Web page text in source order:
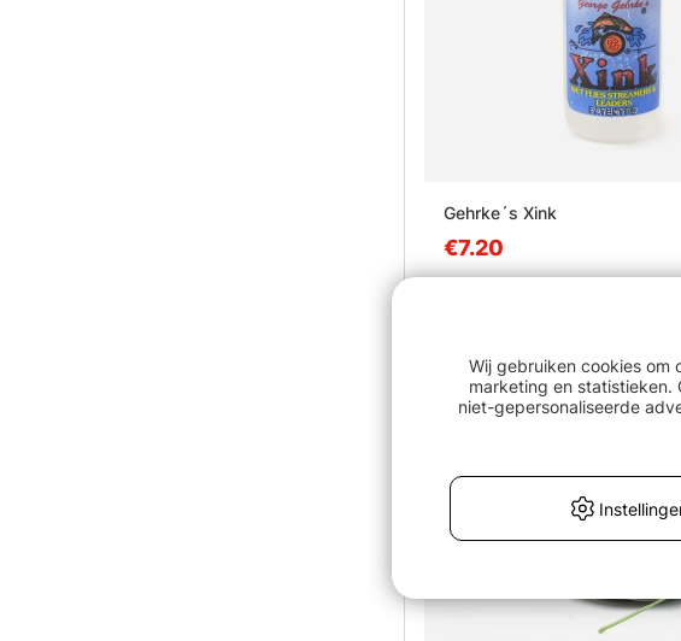
Gehrke´s Xink
€7.20
Wij gebruiken cookies om
marketing en statistieken.
niet-gepersonaliseerde